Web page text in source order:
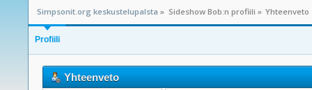
Simpsonit.org keskustelupalsta » Sideshow Bob:n profiili » Yhteenveto
Profiili
Yhteenveto